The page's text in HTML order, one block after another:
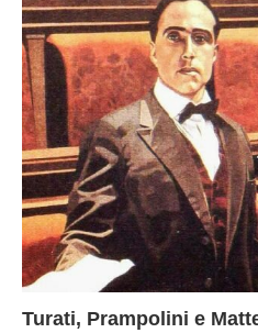
Turati, Prampolini e